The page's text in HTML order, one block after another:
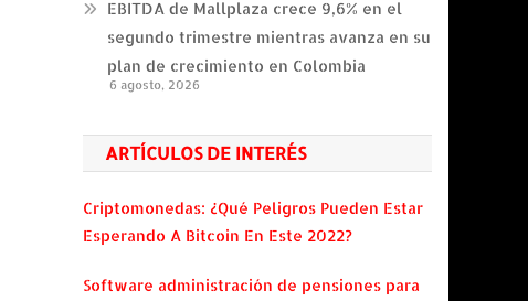
EBITDA de Mallplaza crece 9,6% en el
segundo trimestre mientras avanza en su
plan de crecimiento en Colombia
6 agosto, 2026
ARTÍCULOS DE INTERÉS
Criptomonedas: ¿Qué Peligros Pueden Estar
Esperando A Bitcoin En Este 2022?
Software administración de pensiones para